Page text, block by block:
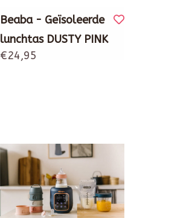
Beaba - Geïsoleerde
lunchtas DUSTY PINK
€24,95